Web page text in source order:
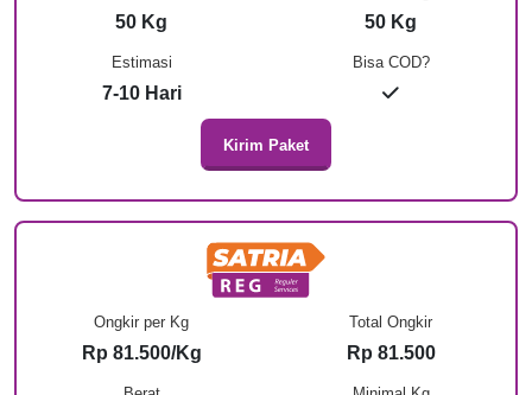
Bisa COD?
50 Kg 50 Kg
Estimasi
7-10 Hari
Kirim Paket
Ongkir per Kg
Rp 81.500/Kg
Total Ongkir
Rp 81.500